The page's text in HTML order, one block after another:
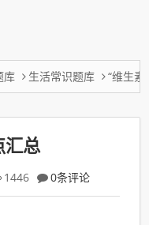
库 生活常识题库 “维生素
汇总
1446 0条评论